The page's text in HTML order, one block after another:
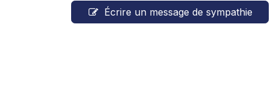
Écrire un message de sympathie